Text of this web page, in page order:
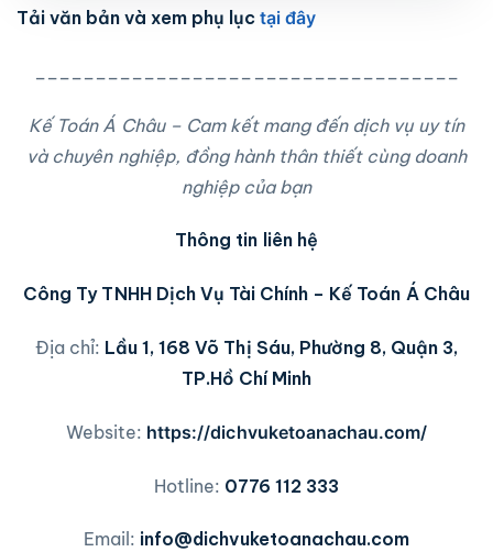
Tải văn bản và xem phụ lục tại đây
Kế Toán Á Châu – Cam kết mang đến dịch vụ uy tín
và chuyên nghiệp, đồng hành thân thiết cùng doanh
nghiệp của bạn
Thông tin liên hệ
Công Ty TNHH Dịch Vụ Tài Chính – Kế Toán Á Châu
Địa chỉ: Lầu 1, 168 Võ Thị Sáu, Phường 8, Quận 3,
TP.Hồ Chí Minh
Website: https://dichvuketoanachau.com/
Hotline: 0776 112 333
Email: info@dichvuketoanachau.com